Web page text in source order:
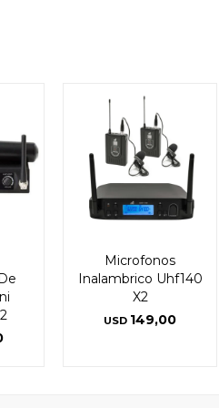
Microfonos
Inalambrico Uhf140
X2
USD 149,00